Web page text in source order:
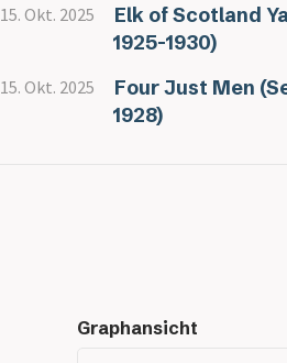
15. Okt. 2025
Elk of Scotland
1925-1930)
15. Okt. 2025
Four Just Men
1928)
Graphansicht